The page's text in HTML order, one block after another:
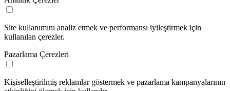
Site kullanımını analiz etmek ve performansı iyileştirmek için
kullanılan çerezler.
Pazarlama Çerezleri
Kişiselleştirilmiş reklamlar göstermek ve pazarlama kampanyalarının